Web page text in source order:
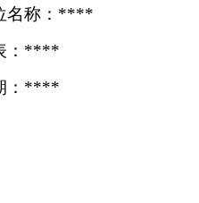
名称：****
：****
：****